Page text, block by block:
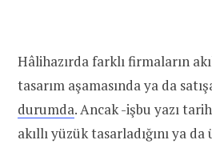
Hâlihazırda farklı firmaların
tasarım aşamasında ya da
durumda. Ancak -işbu yazı
akıllı yüzük tasarladığını ya